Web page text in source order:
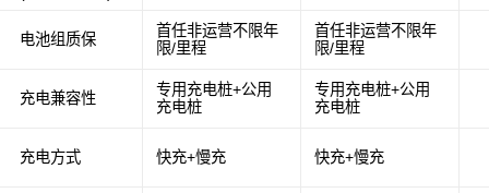
电池组质保
充电兼容性
充电方式
首任非运营不限年
限/里程
首任非运营不限年
限/里程
专用充电桩+公用
充电桩
专用充电桩+公用
充电桩
快充+慢充 快充+慢充